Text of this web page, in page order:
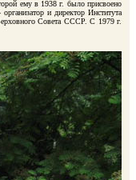
ему в 1938 г. было присвоено
и директор Института
Совета СССР. С 1979 г.